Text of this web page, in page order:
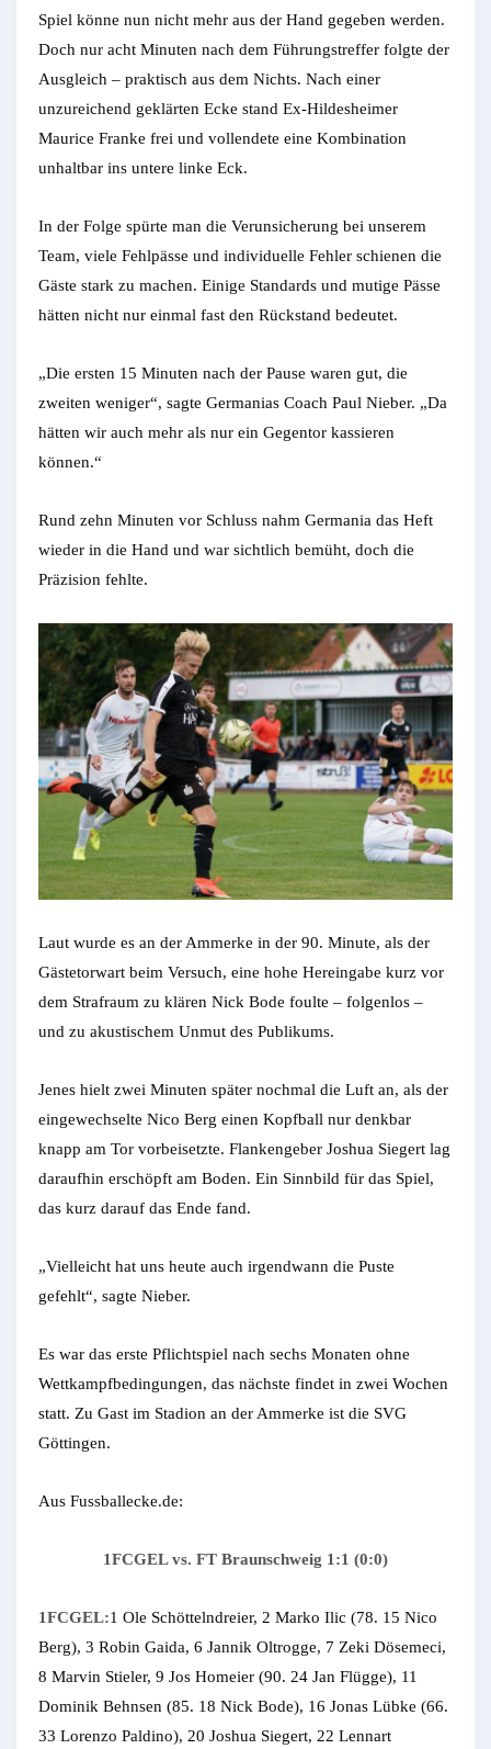
Spiel könne nun nicht mehr aus der Hand gegeben werden.
Doch nur acht Minuten nach dem Führungstreffer folgte der
Ausgleich – praktisch aus dem Nichts. Nach einer
unzureichend geklärten Ecke stand Ex-Hildesheimer
Maurice Franke frei und vollendete eine Kombination
unhaltbar ins untere linke Eck.
In der Folge spürte man die Verunsicherung bei unserem
Team, viele Fehlpässe und individuelle Fehler schienen die
Gäste stark zu machen. Einige Standards und mutige Pässe
hätten nicht nur einmal fast den Rückstand bedeutet.
„Die ersten 15 Minuten nach der Pause waren gut, die
zweiten weniger“, sagte Germanias Coach Paul Nieber. „Da
hätten wir auch mehr als nur ein Gegentor kassieren
können.“
Rund zehn Minuten vor Schluss nahm Germania das Heft
wieder in die Hand und war sichtlich bemüht, doch die
Präzision fehlte.
Laut wurde es an der Ammerke in der 90. Minute, als der
Gästetorwart beim Versuch, eine hohe Hereingabe kurz vor
dem Strafraum zu klären Nick Bode foulte – folgenlos –
und zu akustischem Unmut des Publikums.
Jenes hielt zwei Minuten später nochmal die Luft an, als der
eingewechselte Nico Berg einen Kopfball nur denkbar
knapp am Tor vorbeisetzte. Flankengeber Joshua Siegert lag
daraufhin erschöpft am Boden. Ein Sinnbild für das Spiel,
das kurz darauf das Ende fand.
„Vielleicht hat uns heute auch irgendwann die Puste
gefehlt“, sagte Nieber.
Es war das erste Pflichtspiel nach sechs Monaten ohne
Wettkampfbedingungen, das nächste findet in zwei Wochen
statt. Zu Gast im Stadion an der Ammerke ist die SVG
Göttingen.
Aus Fussballecke.de:
1FCGEL vs. FT Braunschweig 1:1 (0:0)
1FCGEL:1 Ole Schöttelndreier, 2 Marko Ilic (78. 15 Nico
Berg), 3 Robin Gaida, 6 Jannik Oltrogge, 7 Zeki Dösemeci,
8 Marvin Stieler, 9 Jos Homeier (90. 24 Jan Flügge), 11
Dominik Behnsen (85. 18 Nick Bode), 16 Jonas Lübke (66.
33 Lorenzo Paldino), 20 Joshua Siegert, 22 Lennart